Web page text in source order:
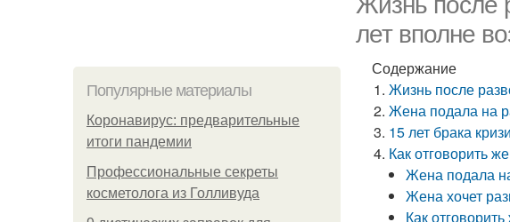
лет вполне
Популярные материалы
Коронавирус: предварительные
итоги пандемии
Профессиональные секреты
косметолога из Голливуда
Содержание
Жизнь после
Жена подала на
15 лет брака
Как отговорить
Жена подала
Жена хочет
Как